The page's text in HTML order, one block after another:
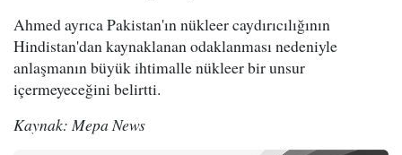
Ahmed ayrıca Pakistan'ın nükleer caydırıcılığının
Hindistan'dan kaynaklanan odaklanması nedeniyle
anlaşmanın büyük ihtimalle nükleer bir unsur
içermeyeceğini belirtti.
Kaynak: Mepa News